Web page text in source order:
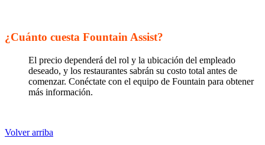
¿Cuánto cuesta Fountain Assist?
El precio dependerá del rol y la ubicación del empleado
deseado, y los restaurantes sabrán su costo total antes de
comenzar. Conéctate con el equipo de Fountain para obtener
más información.
Volver arriba